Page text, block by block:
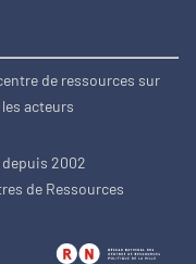
de ressources sur
acteurs
depuis 2002
de Ressources